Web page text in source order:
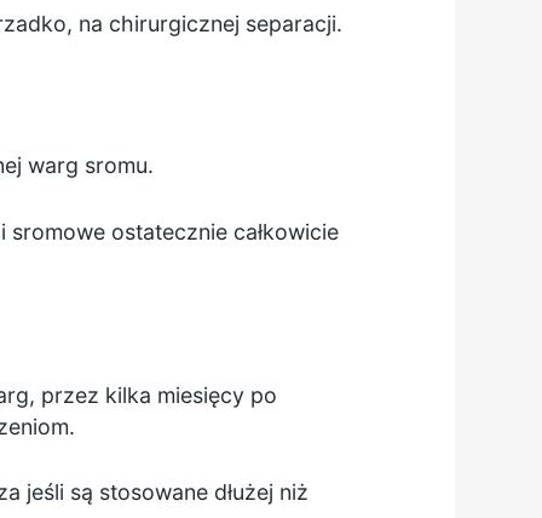
na chirurgicznej separacji.
warg sromu.
ostatecznie całkowicie
przez kilka miesięcy po
jeśli są stosowane dłużej niż